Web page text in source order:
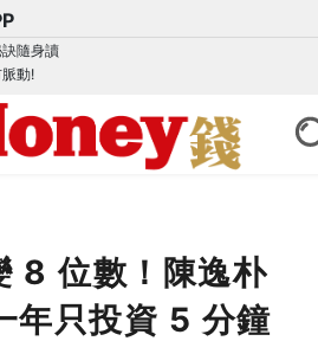
隨身讀
動!
8 位數！陳逸朴
年只投資 5 分鐘